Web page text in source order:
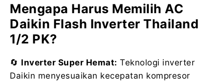
Mengapa Harus Memilih AC
Daikin Flash Inverter Thailand
1/2 PK?
🔄 Inverter Super Hemat: Teknologi inverter
Daikin menyesuaikan kecepatan kompresor